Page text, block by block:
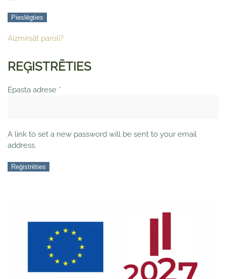
Pieslēgties
Aizmirsāt paroli?
REĢISTRĒTIES
Epasta adrese *
A link to set a new password will be sent to your email
address.
Reģistrēties